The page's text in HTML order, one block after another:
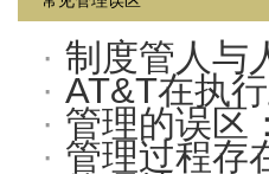
· 制度管人与
· AT&T在执
· 管理的误区
· 管理过程存